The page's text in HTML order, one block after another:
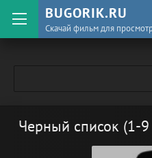
BUGORIK.RU
Скачай фильм для
Черный список (1-